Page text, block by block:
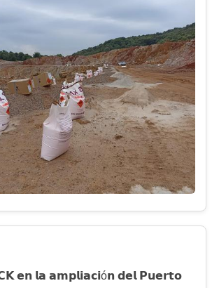
𝗲𝗻 𝗹𝗮 𝗮𝗺𝗽𝗹𝗶𝗮𝗰𝗶ó𝗻 𝗱𝗲𝗹 𝗣𝘂𝗲𝗿𝘁𝗼